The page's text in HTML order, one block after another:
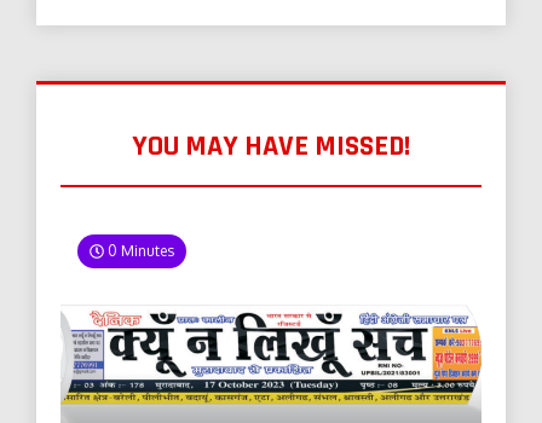
YOU MAY HAVE MISSED!
0 Minutes